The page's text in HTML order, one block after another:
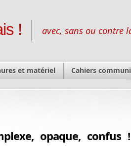
! avec, sans ou contre
et matériel Cahiers
opaque, confus